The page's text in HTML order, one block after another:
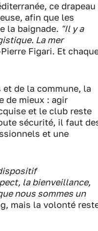
ce drapeau
afin que les
la baignade. "Il y a
La mer
Figari. Et
de la commune, la
de mieux : agir
et le club reste
sécurité, il faut
et une
la bienveillance,
nous sommes un
mais la volonté